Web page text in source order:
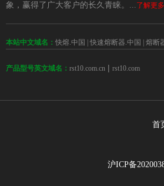
象，赢得了广大客户的长久青睐。...了解更
本站中文域名： 快熔.中国 快速熔断器.中国 熔断
产品型号英文域名： rst10.com.cn | rst10.com
首
沪ICP备